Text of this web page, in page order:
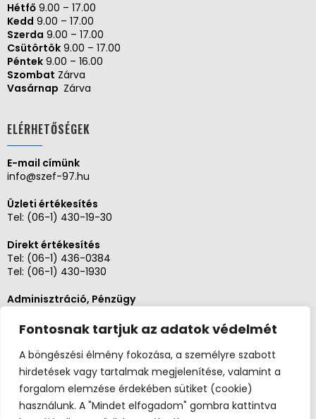
Fontosnak tartjuk az adatok védelmét
A böngészési élmény fokozása, a személyre szabott
hirdetések vagy tartalmak megjelenítése, valamint a
forgalom elemzése érdekében sütiket (cookie)
használunk. A "Mindet elfogadom" gombra kattintva
Hétfő 9.00 – 17.00
Kedd 9.00 – 17.00
Szerda 9.00 – 17.00
Csütörtök 9.00 – 17.00
Péntek 9.00 – 16.00
Szombat Zárva
Vasárnap Zárva
ELÉRHETŐSÉGEK
E-mail címünk
info@szef-97.hu
Üzleti értékesítés
Tel: (06-1) 430-19-30
Direkt értékesítés
Tel: (06-1) 436-0384
Tel: (06-1) 430-1930
Adminisztráció, Pénzügy
Szerviz és karbantartás
Tel: (06-20)3268654
Tel: (06-1) 436-0384